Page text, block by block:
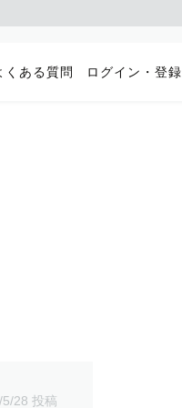
くある質問 ログイン・登録
28 投稿